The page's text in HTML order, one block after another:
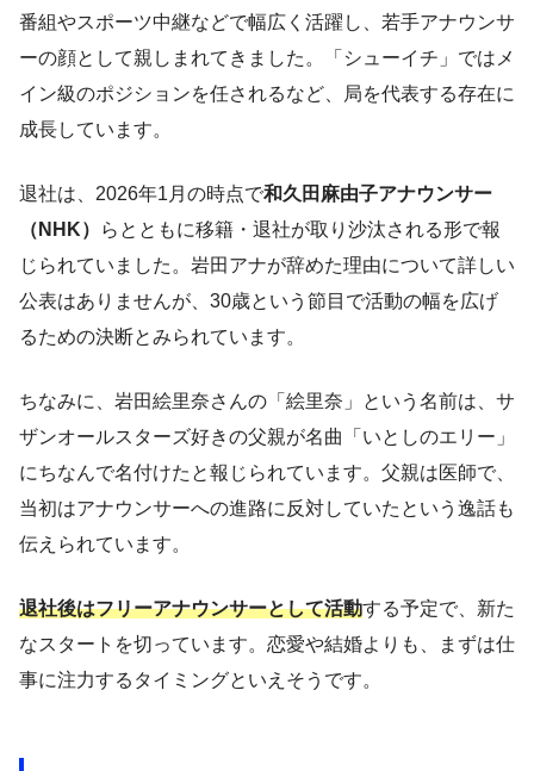
番組やスポーツ中継などで幅広く活躍し、若手アナウンサ
ーの顔として親しまれてきました。「シューイチ」ではメ
イン級のポジションを任されるなど、局を代表する存在に
成長しています。
退社は、2026年1月の時点で和久田麻由子アナウンサー
（NHK）
らとともに移籍・退社が取り沙汰される形で報
じられていました。岩田アナが辞めた理由について詳しい
公表はありませんが、30歳という節目で活動の幅を広げ
るための決断とみられています。
ちなみに、岩田絵里奈さんの「絵里奈」という名前は、サ
ザンオールスターズ好きの父親が名曲「いとしのエリー」
にちなんで名付けたと報じられています。父親は医師で、
当初はアナウンサーへの進路に反対していたという逸話も
伝えられています。
退社後はフリーアナウンサーとして活動する予定で、新た
なスタートを切っています。恋愛や結婚よりも、まずは仕
事に注力するタイミングといえそうです。